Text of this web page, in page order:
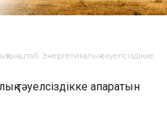
штаб: Энергетикалық тәуелсіздікке
тәуелсіздікке апаратын